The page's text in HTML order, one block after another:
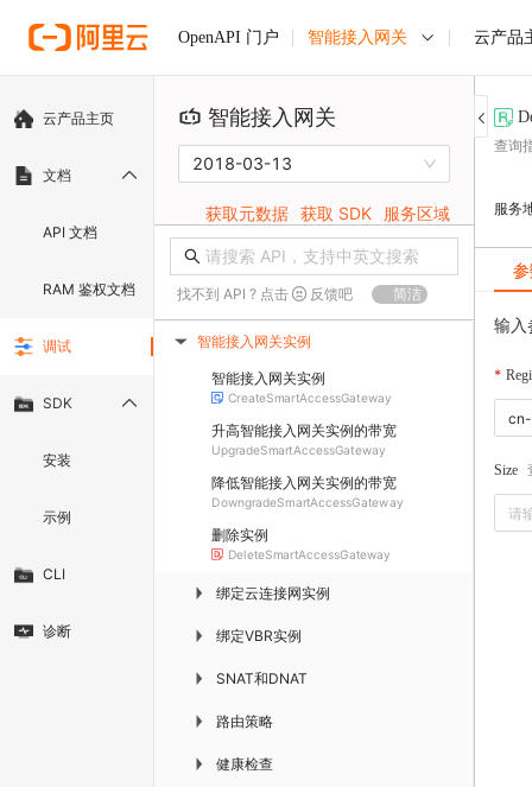
OpenAPI 门户 智能接入网关 云产品
云产品主页
文档
API 文档
RAM 鉴权文档
调试
SDK
安装
示例
CLI
诊断
智能接入网关
2018-03-13
获取元数据 获取 SDK 服务区域
找不到 API ? 点击 反馈吧 简洁
▶ 智能接入网关实例
智能接入网关实例
CreateSmartAccessGateway
升高智能接入网关实例的带宽
UpgradeSmartAccessGateway
降低智能接入网关实例的带宽
DowngradeSmartAccessGateway
删除实例
DeleteSmartAccessGateway
▶ 绑定云连接网实例
▶ 绑定VBR实例
▶ SNAT和DNAT
▶ 路由策略
▶ 健康检查
查询
服务
输入
Size